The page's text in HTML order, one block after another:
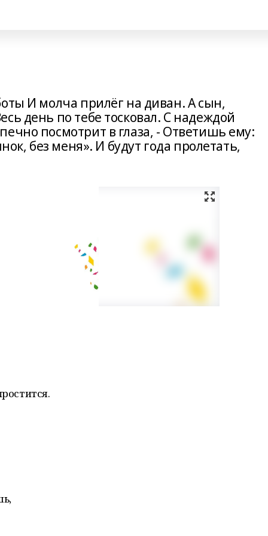
И молча прилёг на диван. А сын,
день по тебе тосковал. С надеждой
посмотрит в глаза, - Ответишь ему:
без меня». И будут года пролетать,